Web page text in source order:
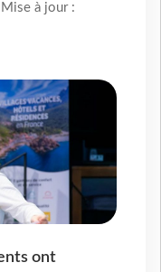
à jour :
ont